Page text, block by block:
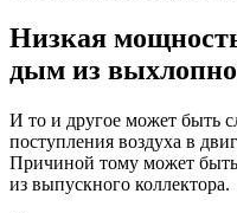
Низкая
дым из
И то и другое может быть
поступления воздуха в
Причиной тому может быть
из выпускного коллектора.